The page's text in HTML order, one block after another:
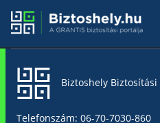
Biztoshely Biztosítási
Telefonszám: 06-70-7030-860